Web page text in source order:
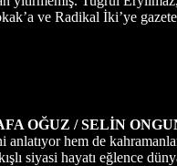
ve Radikal İki’ye
OĞUZ / SELİN
hem de
siyasi hayatı eğlence